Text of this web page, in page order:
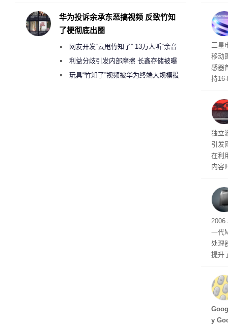
入
传
三星
移动
感器
持
文
独立
引发
在利
内容
有
2006
一代
处理
提升
型
ss
y
华为投诉余承东恶搞视频 反致竹知
了梗彻底出圈
网友开发“云甩竹知了” 13万人听“余音
绕梁”利益分歧引发内部摩擦 长鑫存储被曝
曾将华为驻场工程师驱逐出研发基地
玩具“竹知了”视频被华为终端大规模投